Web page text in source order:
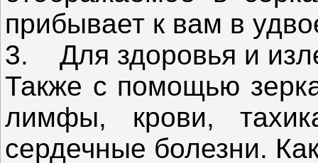
прибывает к вам в
3. Для здоровья и
Также с помощью
лимфы, крови,
сердечные болезни.